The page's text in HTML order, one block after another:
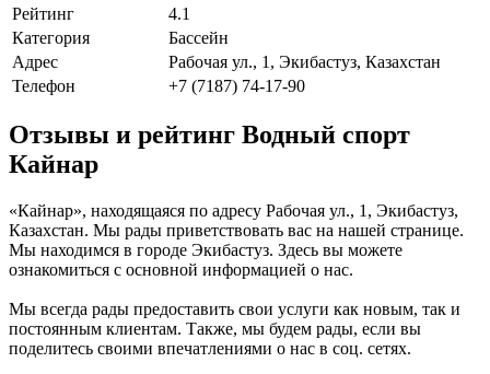
Рейтинг
4.1
Категория
Бассейн
Адрес
Рабочая ул., 1, Экибастуз, Казахстан
Телефон
+7 (7187) 74-17-90
Отзывы и рейтинг Водный спорт
Кайнар
«Кайнар», находящаяся по адресу Рабочая ул., 1, Экибастуз,
Казахстан. Мы рады приветствовать вас на нашей странице.
Мы находимся в городе Экибастуз. Здесь вы можете
ознакомиться с основной информацией о нас.
Мы всегда рады предоставить свои услуги как новым, так и
постоянным клиентам. Также, мы будем рады, если вы
поделитесь своими впечатлениями о нас в соц. сетях.